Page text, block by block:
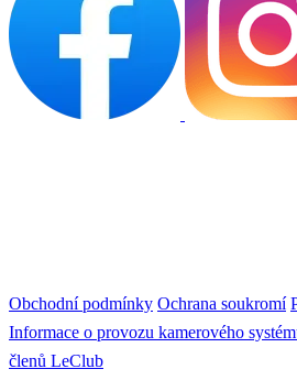
Obchodní podmínky Ochrana soukromí
Informace o provozu kamerového
členů LeClub